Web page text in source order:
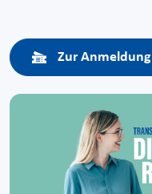
Zur Anmeldung